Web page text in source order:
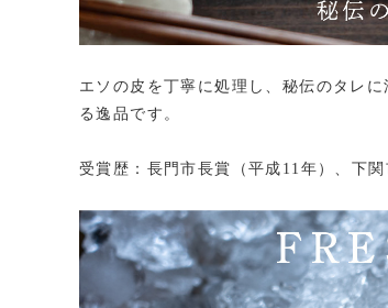
エソの皮を丁寧に処理し、秘伝のタレ
る逸品です。
受賞歴：長門市長賞（平成11年）、下関